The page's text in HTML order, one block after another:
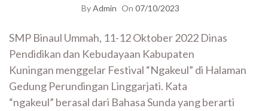
ByAdmin On 07/10/2023
SMP Binaul Ummah, 11-12 Oktober 2022 Dinas
Pendidikan dan Kebudayaan Kabupaten
Kuningan menggelar Festival “Ngakeul” di Halaman
Gedung Perundingan Linggarjati. Kata
“ngakeul” berasal dari Bahasa Sunda yang berarti